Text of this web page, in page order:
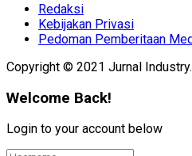
Redaksi
Kebijakan Privasi
Pedoman Pemberitaan
Copyright © 2021 Jurnal
Welcome Back!
Login to your account below